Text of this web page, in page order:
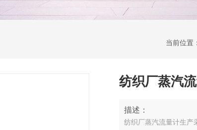
当前位置：
纺织厂蒸汽
描述：
纺织厂蒸汽流量计生产